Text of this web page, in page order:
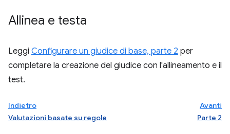
Allinea e testa
Leggi Configurare un giudice di base, parte 2 per
completare la creazione del giudice con l'allineamento e il
test.
Indietro
Valutazioni basate su regole
Avanti
Parte 2